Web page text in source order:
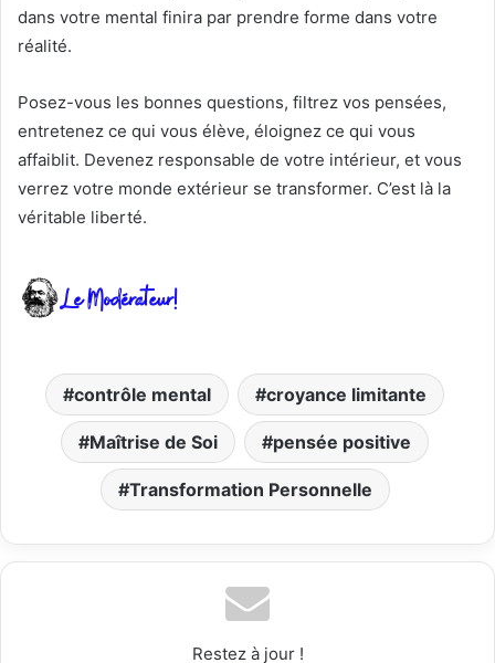
dans votre mental finira par prendre forme dans votre
réalité.
Posez-vous les bonnes questions, filtrez vos pensées,
entretenez ce qui vous élève, éloignez ce qui vous
affaiblit. Devenez responsable de votre intérieur, et vous
verrez votre monde extérieur se transformer. C’est là la
véritable liberté.
contrôle mental croyance limitante
Maîtrise de Soi pensée positive
Transformation Personnelle
Restez à jour !